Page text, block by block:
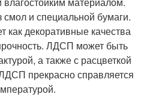
смол и специальной бумаги.
как декоративные качества
ЛДСП может быть
а также с расцветкой
прекрасно справляется